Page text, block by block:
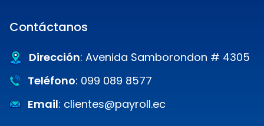
Contáctanos
Dirección: Avenida Samborondon # 4305
Teléfono: 099 089 8577
Email: clientes@payroll.ec